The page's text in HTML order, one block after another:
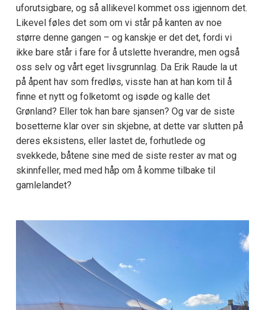
uforutsigbare, og så allikevel kommet oss igjennom det.
Likevel føles det som om vi står på kanten av noe
større denne gangen – og kanskje er det det, fordi vi
ikke bare står i fare for å utslette hverandre, men også
oss selv og vårt eget livsgrunnlag. Da Erik Raude la ut
på åpent hav som fredløs, visste han at han kom til å
finne et nytt og folketomt og isøde og kalle det
Grønland? Eller tok han bare sjansen? Og var de siste
bosetterne klar over sin skjebne, at dette var slutten på
deres eksistens, eller lastet de, forhutlede og
svekkede, båtene sine med de siste rester av mat og
skinnfeller, med med håp om å komme tilbake til
gamlelandet?